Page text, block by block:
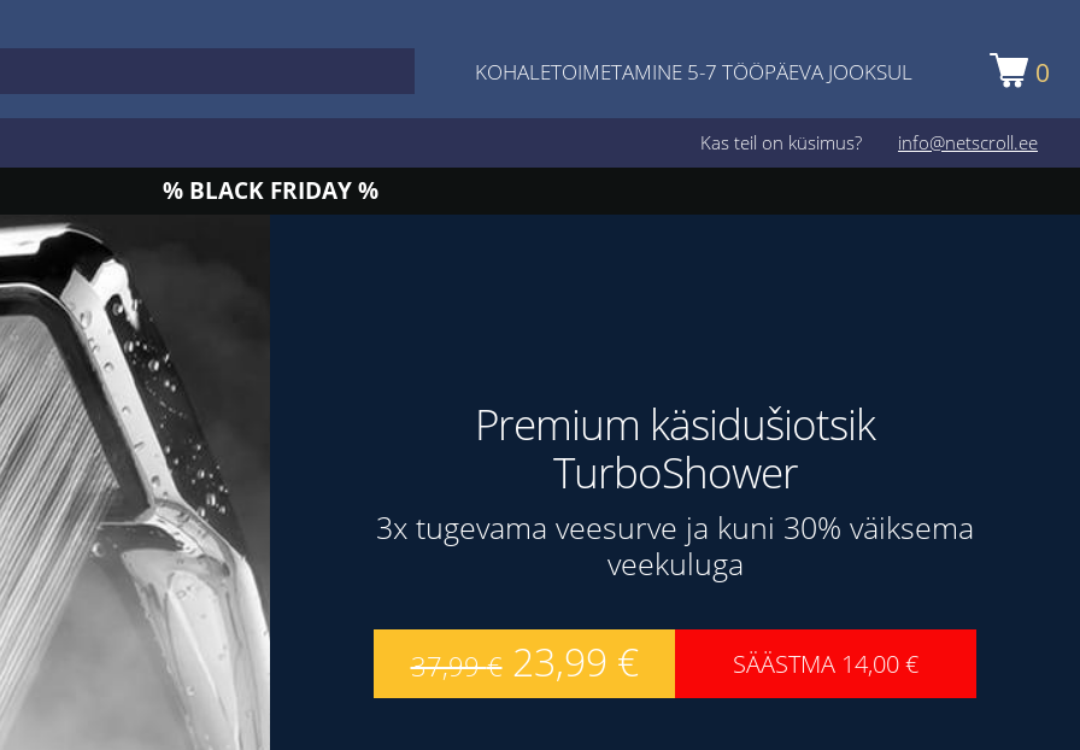
KOHALETOIMETAMINE 5-7 TÖÖPÄEVA JOOKSUL 0
Kas teil on küsimus? info@netscroll.ee
% BLACK FRIDAY %
Premium käsidušiotsik
TurboShower
3x tugevama veesurve ja kuni 30% väiksema
veekuluga
37,99€ 23,99 € SÄÄSTMA 14,00€